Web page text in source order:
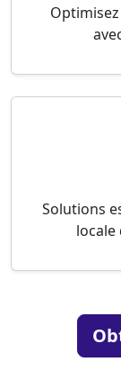
Solutions
locale